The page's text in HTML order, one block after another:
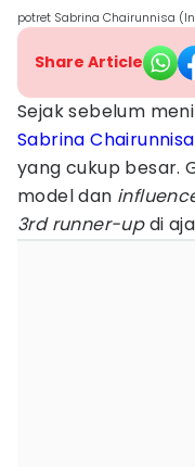
potret Sabrina Chairunnisa
Share Article
Sejak sebelum
Sabrina Chairunnisa
yang cukup besar.
model dan
3rd runner-updi